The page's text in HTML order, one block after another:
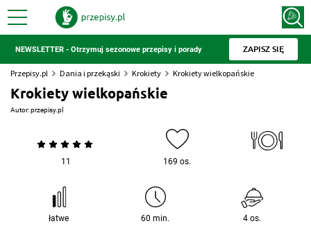
NEWSLETTER - Otrzymuj sezonowe przepisy i porady ZAPISZ SIĘ
Przepisy.pl Dania i przekąski Krokiety Krokiety wielkopańskie
Krokiety wielkopańskie
Autor:przepisy.pl
11 169 os.
łatwe 60 min. 4 os.